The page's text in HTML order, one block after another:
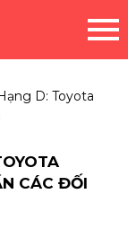
D: Toyota
CÁC ĐỐI